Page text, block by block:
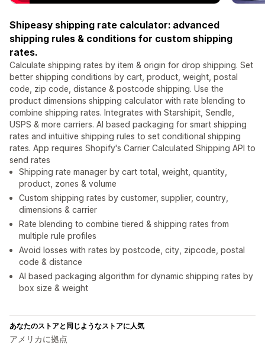
Shipeasy shipping rate calculator: advanced
shipping rules & conditions for custom shipping
rates.
Calculate shipping rates by item & origin for drop shipping. Set
better shipping conditions by cart, product, weight, postal
code, zip code, distance & postcode shipping. Use the
product dimensions shipping calculator with rate blending to
combine shipping rates. Integrates with Starshipit, Sendle,
USPS & more carriers. AI based packaging for smart shipping
rates and intuitive shipping rules to set conditional shipping
rates. App requires Shopify's Carrier Calculated Shipping API to
send rates
Shipping rate manager by cart total, weight, quantity,
product, zones & volume
Custom shipping rates by customer, supplier, country,
dimensions & carrier
Rate blending to combine tiered & shipping rates from
multiple rule profiles
Avoid losses with rates by postcode, city, zipcode, postal
code & distance
AI based packaging algorithm for dynamic shipping rates by
box size & weight
あなたのストアと同じようなストアに人気
アメリカに拠点